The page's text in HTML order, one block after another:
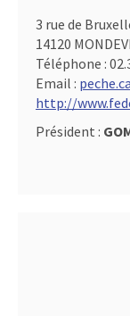
3 rue de
14120
Téléphone :
Email :
http://
Président :